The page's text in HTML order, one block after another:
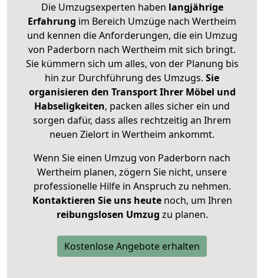
Die Umzugsexperten haben langjährige
Erfahrung im Bereich Umzüge nach Wertheim
und kennen die Anforderungen, die ein Umzug
von Paderborn nach Wertheim mit sich bringt.
Sie kümmern sich um alles, von der Planung bis
hin zur Durchführung des Umzugs. Sie
organisieren den Transport Ihrer Möbel und
Habseligkeiten, packen alles sicher ein und
sorgen dafür, dass alles rechtzeitig an Ihrem
neuen Zielort in Wertheim ankommt.
Wenn Sie einen Umzug von Paderborn nach
Wertheim planen, zögern Sie nicht, unsere
professionelle Hilfe in Anspruch zu nehmen.
Kontaktieren Sie uns heutenoch, um Ihren
reibungslosen Umzug zu planen.
Kostenlose Angebote erhalten